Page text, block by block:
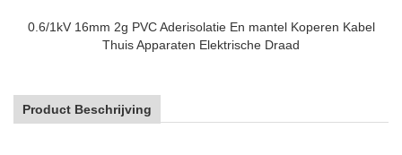
0.6/1kV 16mm 2g PVC Aderisolatie En mantel Koperen Kabel
Thuis Apparaten Elektrische Draad
Product Beschrijving